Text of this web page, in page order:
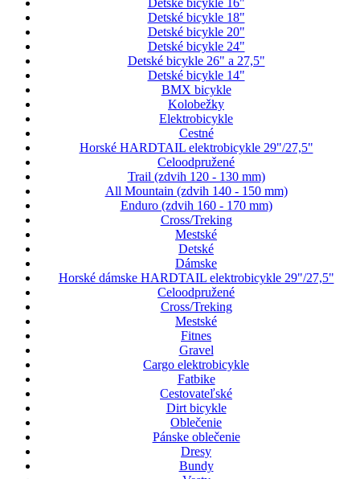
Detské bicykle 16"
Detské bicykle 18"
Detské bicykle 20"
Detské bicykle 24"
Detské bicykle 26" a 27,5"
Detské bicykle 14"
BMX bicykle
Kolobežky
Elektrobicykle
Cestné
Horské HARDTAIL elektrobicykle 29"/27,5"
Celoodpružené
Trail (zdvih 120 - 130 mm)
All Mountain (zdvih 140 - 150 mm)
Enduro (zdvih 160 - 170 mm)
Cross/Treking
Mestské
Detské
Dámske
Horské dámske HARDTAIL elektrobicykle 29"/27,5"
Celoodpružené
Cross/Treking
Mestské
Fitnes
Gravel
Cargo elektrobicykle
Fatbike
Cestovateľské
Dirt bicykle
Oblečenie
Pánske oblečenie
Dresy
Bundy